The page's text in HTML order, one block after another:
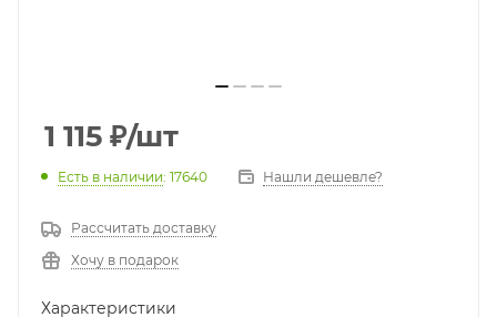
1 115 ₽/шт
Есть в наличии: 17640 Нашли дешевле?
Рассчитать доставку
Хочу в подарок
Характеристики